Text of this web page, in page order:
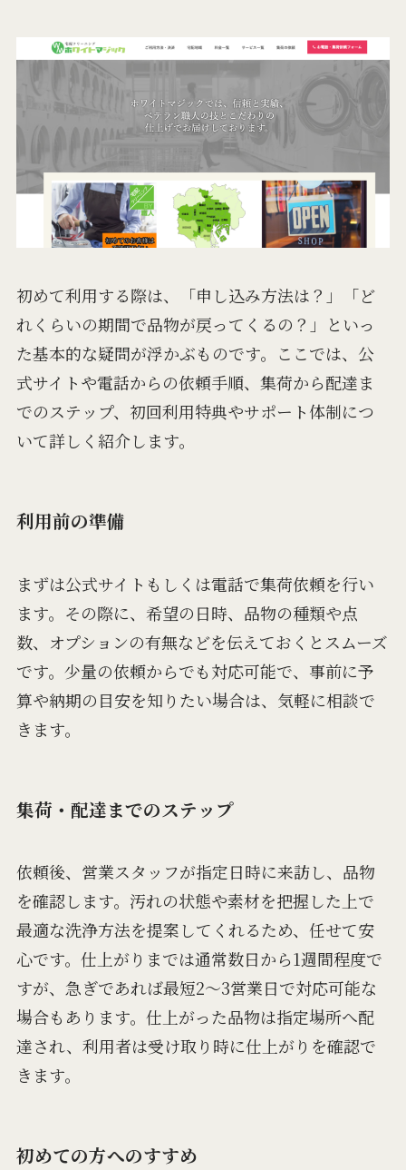
初めて利用する際は、「申し込み方法は？」「ど
れくらいの期間で品物が戻ってくるの？」といっ
た基本的な疑問が浮かぶものです。ここでは、公
式サイトや電話からの依頼手順、集荷から配達ま
でのステップ、初回利用特典やサポート体制につ
いて詳しく紹介します。
利用前の準備
まずは公式サイトもしくは電話で集荷依頼を行い
ます。その際に、希望の日時、品物の種類や点
数、オプションの有無などを伝えておくとスムーズ
です。少量の依頼からでも対応可能で、事前に予
算や納期の目安を知りたい場合は、気軽に相談で
きます。
集荷・配達までのステップ
依頼後、営業スタッフが指定日時に来訪し、品物
を確認します。汚れの状態や素材を把握した上で
最適な洗浄方法を提案してくれるため、任せて安
心です。仕上がりまでは通常数日から1週間程度で
すが、急ぎであれば最短2～3営業日で対応可能な
場合もあります。仕上がった品物は指定場所へ配
達され、利用者は受け取り時に仕上がりを確認で
きます。
初めての方へのすすめ